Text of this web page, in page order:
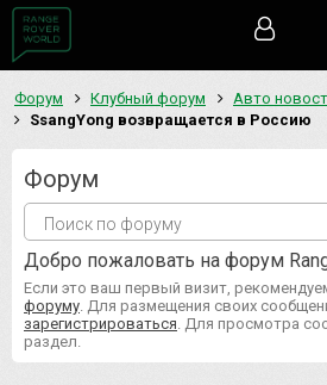
Форум Клубный форум
Авто
SsangYong возвращается в Россию
Форум
Добро пожаловать на форум
Если это ваш первый визит,
форуму . Для размещения своих
зарегистрироваться . Для просмотра
раздел.